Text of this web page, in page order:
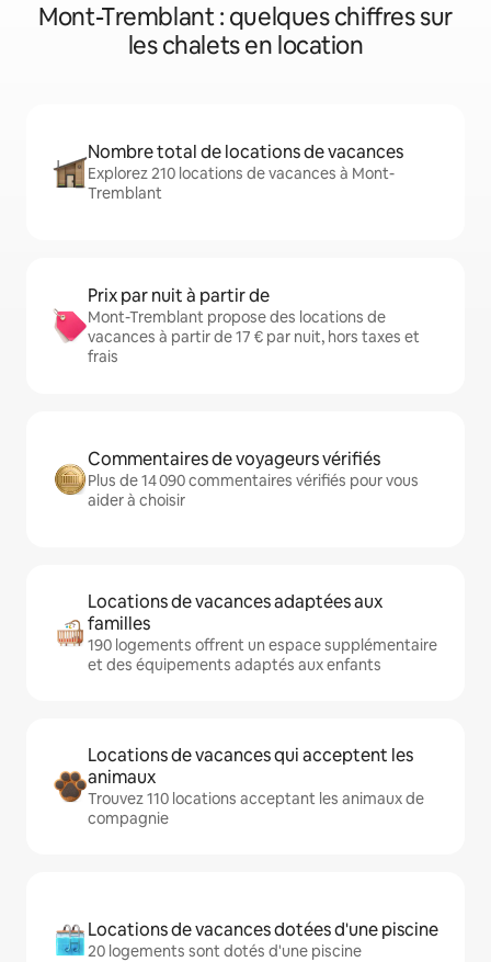
Mont-Tremblant : quelques chiffres sur
les chalets en location
Nombre total de locations de vacances
Explorez 210 locations de vacances à Mont-
Tremblant
Prix par nuit à partir de
Mont-Tremblant propose des locations de
vacances à partir de 17 € par nuit, hors taxes et
frais
Commentaires de voyageurs vérifiés
Plus de 14 090 commentaires vérifiés pour vous
aider à choisir
Locations de vacances adaptées aux
familles
190 logements offrent un espace supplémentaire
et des équipements adaptés aux enfants
Locations de vacances qui acceptent les
animaux
Trouvez 110 locations acceptant les animaux de
compagnie
Locations de vacances dotées d'une piscine
20 logements sont dotés d'une piscine